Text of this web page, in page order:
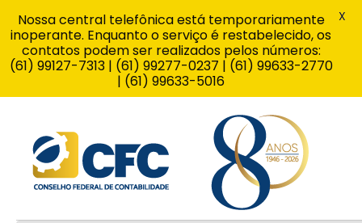
Nossa central telefônica está temporariamente
inoperante. Enquanto o serviço é restabelecido, os
contatos podem ser realizados pelos números:
(61) 99127-7313 | (61) 99277-0237 | (61) 99633-2770
| (61) 99633-5016
X